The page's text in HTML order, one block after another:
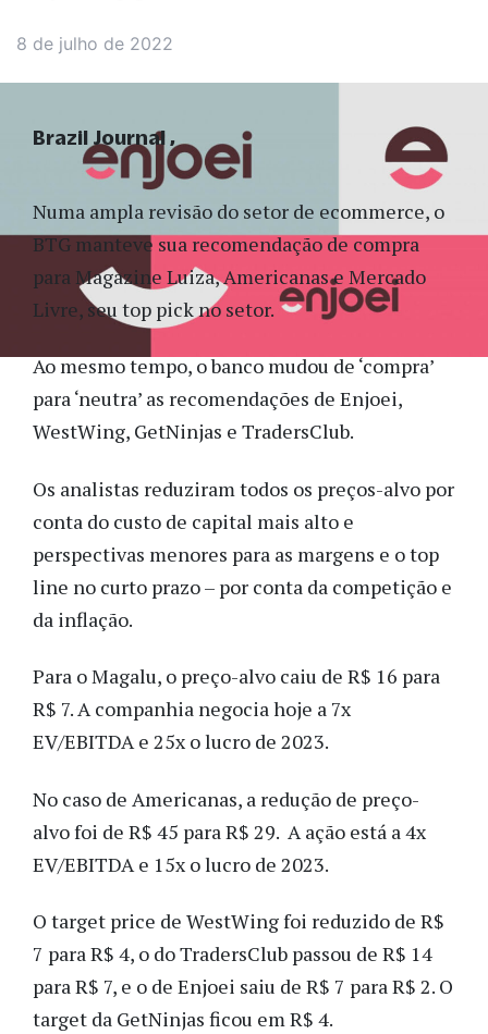
8 de julho de 2022
Numa ampla revisão do setor de ecommerce, o
BTG manteve sua recomendação de compra
para Magazine Luiza, Americanas e Mercado
Livre, seu top pick no setor.
Ao mesmo tempo, o banco mudou de ‘compra’
para ‘neutra’ as recomendações de Enjoei,
WestWing, GetNinjas e TradersClub.
Os analistas reduziram todos os preços-alvo por
conta do custo de capital mais alto e
perspectivas menores para as margens e o top
line no curto prazo – por conta da competição e
da inflação.
Para o Magalu, o preço-alvo caiu de R$ 16 para
R$ 7. A companhia negocia hoje a 7x
EV/EBITDA e 25x o lucro de 2023.
No caso de Americanas, a redução de preço-
alvo foi de R$ 45 para R$ 29. A ação está a 4x
EV/EBITDA e 15x o lucro de 2023.
O target price de WestWing foi reduzido de R$
7 para R$ 4, o do TradersClub passou de R$ 14
para R$ 7, e o de Enjoei saiu de R$ 7 para R$ 2. O
target da GetNinjas ficou em R$ 4.
Brazil Journal